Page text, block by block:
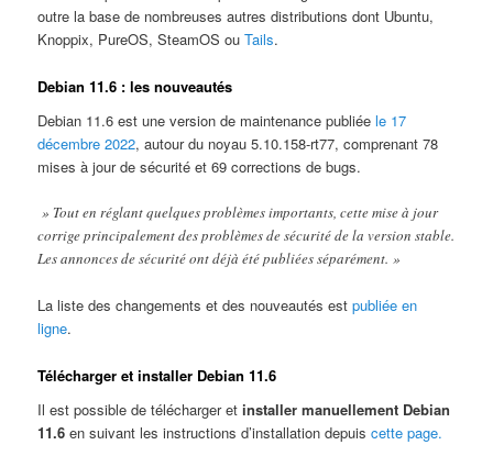
outre la base de nombreuses autres distributions dont Ubuntu,
Knoppix, PureOS, SteamOS ouTails.
Debian 11.6 : les nouveautés
Debian 11.6 est une version de maintenance publiéele 17
décembre 2022, autour du noyau 5.10.158-rt77, comprenant 78
mises à jour de sécurité et 69 corrections de bugs.
» Tout en réglant quelques problèmes importants, cette mise à jour
corrige principalement des problèmes de sécurité de la version stable.
Les annonces de sécurité ont déjà été publiées séparément. »
La liste des changements et des nouveautés estpubliée en
ligne.
Télécharger et installer Debian 11.6
Il est possible de télécharger etinstaller manuellement Debian
11.6 en suivant les instructions d’installation depuiscette page.